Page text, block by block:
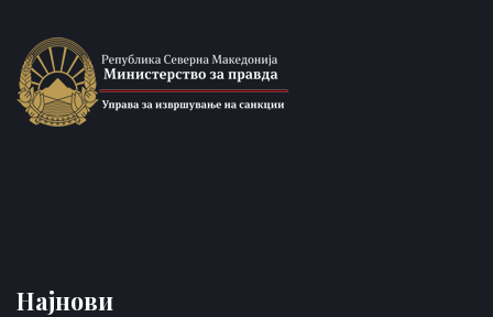
Најнови